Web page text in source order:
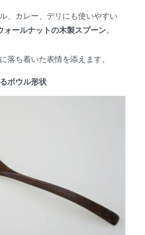
、カレー、デリにも使いやすい
ォールナットの木製スプーン。
落ち着いた表情を添えます。
ボウル形状